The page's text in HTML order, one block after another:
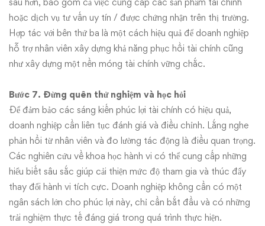
hoặc dịch vụ tư vấn uy tín / được chứng nhận trên thị trường.
Hợp tác với bên thứ ba là một cách hiệu quả để doanh nghiệp
hỗ trợ nhân viên xây dựng khả năng phục hồi tài chính cũng
như xây dựng một nền móng tài chính vững chắc.
Bước 7. Đừng quên thử nghiệm và học hỏi
Để đảm bảo các sáng kiến phúc lợi tài chính có hiệu quả,
doanh nghiệp cần liên tục đánh giá và điều chỉnh. Lắng nghe
phản hồi từ nhân viên và đo lường tác động là điều quan trọng.
Các nghiên cứu về khoa học hành vi có thể cung cấp những
hiểu biết sâu sắc giúp cải thiện mức độ tham gia và thúc đẩy
thay đổi hành vi tích cực. Doanh nghiệp không cần có một
ngân sách lớn cho phúc lợi này, chỉ cần bắt đầu và có những
trải nghiệm thực tế đáng giá trong quá trình thực hiện.